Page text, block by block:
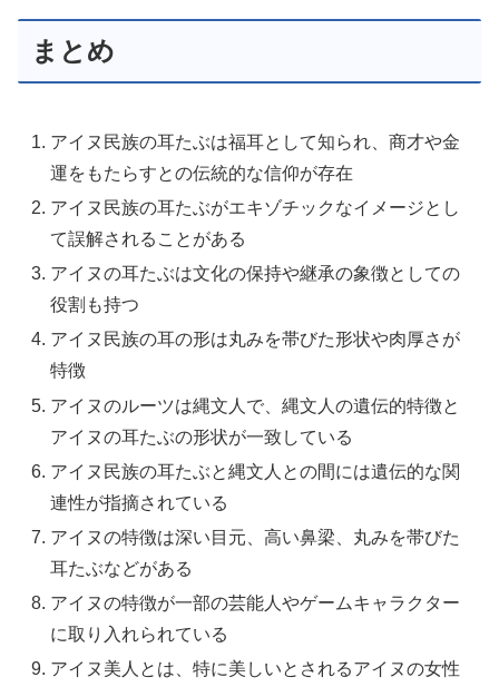
まとめ
アイヌ民族の耳たぶは福耳として知られ、商才や金
運をもたらすとの伝統的な信仰が存在
アイヌ民族の耳たぶがエキゾチックなイメージとし
て誤解されることがある
アイヌの耳たぶは文化の保持や継承の象徴としての
役割も持つ
アイヌ民族の耳の形は丸みを帯びた形状や肉厚さが
特徴
アイヌのルーツは縄文人で、縄文人の遺伝的特徴と
アイヌの耳たぶの形状が一致している
アイヌ民族の耳たぶと縄文人との間には遺伝的な関
連性が指摘されている
アイヌの特徴は深い目元、高い鼻梁、丸みを帯びた
耳たぶなどがある
アイヌの特徴が一部の芸能人やゲームキャラクター
に取り入れられている
アイヌ美人とは、特に美しいとされるアイヌの女性